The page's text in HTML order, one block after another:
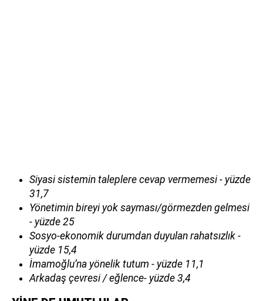
Siyasi sistemin taleplere cevap vermemesi - yüzde
31,7
Yönetimin bireyi yok sayması/görmezden gelmesi
- yüzde 25
Sosyo-ekonomik durumdan duyulan rahatsızlık -
yüzde 15,4
İmamoğlu’na yönelik tutum - yüzde 11,1
Arkadaş çevresi / eğlence- yüzde 3,4